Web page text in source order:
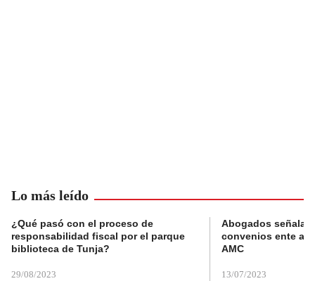
Lo más leído
¿Qué pasó con el proceso de
responsabilidad fiscal por el parque
biblioteca de Tunja?
29/08/2023
Abogados
convenios ente
AMC
13/07/2023